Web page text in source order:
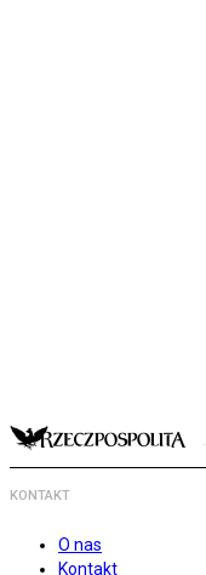
KONTAKT
O nas
Kontakt